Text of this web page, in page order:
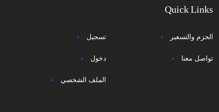
Quick Links
تسجيل
دخول
الملف الشخصي
الحزم والتسعير
تواصل معنا